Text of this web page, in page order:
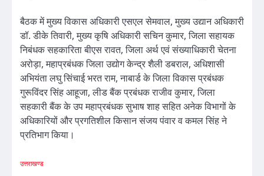
बैठक में मुख्य विकास अधिकारी एसएल सेमवाल, मुख्य उद्यान अधिकारी
डॉ. डीके तिवारी, मुख्य कृषि अधिकारी सचिन कुमार, जिला सहायक
निबंधक सहकारिता बीएस रावत, जिला अर्थ एवं संख्याधिकारी चेतना
अरोड़ा, महाप्रबंधक जिला उद्योग केन्द्र शैली डबराल, अधिशासी
अभियंता लघु सिंचाई भरत राम, नाबार्ड के जिला विकास प्रबंधक
गुरूविंदर सिंह आहूजा, लीड बैंक प्रबंधक राजीव कुमार, जिला
सहकारी बैंक के उप महाप्रबंधक सुभाष शाह सहित अनेक विभागों के
अधिकारियों और प्रगतिशील किसान संजय पंवार व कमल सिंह ने
प्रतिभाग किया।
उत्तराखण्ड